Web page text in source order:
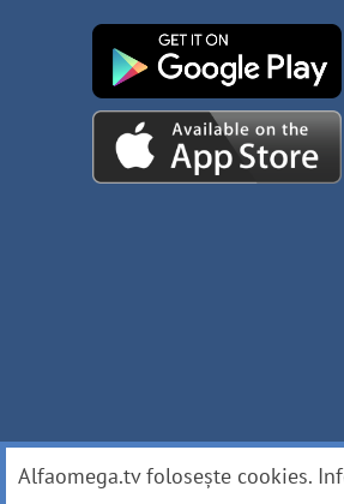
Alfaomega.tv folosește cookies.